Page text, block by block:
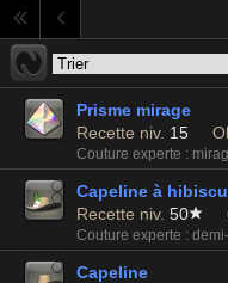
Prisme mirage
Recette niv. 15
Couture experte :
Capeline à
Recette niv. 50
Couture experte :
Capeline